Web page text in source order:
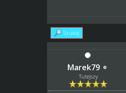
Szukaj
Marek79
Tutejszy